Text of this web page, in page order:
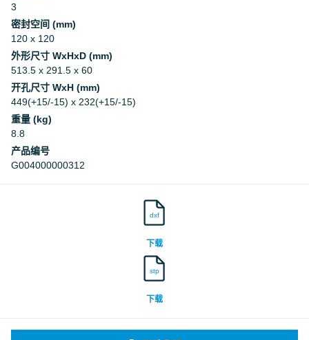
3
密封空间 (mm)
120 x 120
外形尺寸 WxHxD (mm)
513.5 x 291.5 x 60
开孔尺寸 WxH (mm)
449(+15/-15) x 232(+15/-15)
重量 (kg)
8.8
产品编号
G004000000312
dxf
下载
stp
下载